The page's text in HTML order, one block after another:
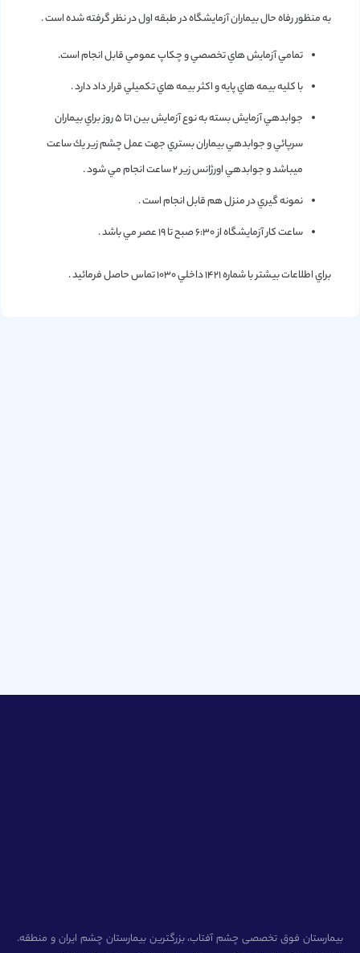
به منظور رفاه حال بیماران آزمايشگاه در طبقه اول در نظر گرفته شده است .
تمامي آزمايش هاي تخصصي و چكاپ عمومي قابل انجام است.
با کلیه بيمه هاي پايه و اكثر بيمه هاي تكميلي قرار داد دارد .
جوابدهي آزمايش بسته به نوع آزمايش بين 1تا 5 روز براي بيماران
سرپائي و جوابدهي بيماران بستري جهت عمل چشم زير يك ساعت
ميباشد و جوابدهي اورژانس زير 2 ساعت انجام مي شود .
نمونه گيري در منزل هم قابل انجام است .
ساعت كار آزمايشگاه از 6:30 صبح تا 19 عصر مي باشد .
براي اطلاعات بيشتر با شماره 1421 داخلي 1030 تماس حاصل فرمائيد .
بیمارستان فوق تخصصی چشم آفتاب، بزرگترین بیمارستان چشم ایران و منطقه.